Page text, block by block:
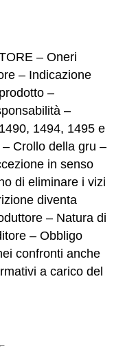
– Oneri
– Indicazione
–
–
1494, 1495 e
Crollo della gru –
in senso
di eliminare i vizi
diventa
– Natura di
– Obbligo
confronti anche
a carico del